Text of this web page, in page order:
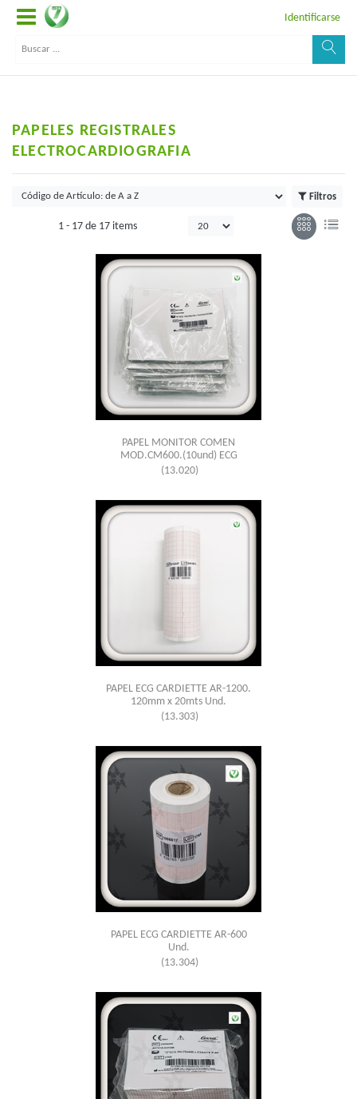
Identificarse
PAPELES REGISTRALES
ELECTROCARDIOGRAFIA
Filtros
1 - 17 de 17 items
PAPEL MONITOR COMEN
MOD.CM600.(10und) ECG
(13.020)
PAPEL ECG CARDIETTE AR-1200.
120mm x 20mts Und.
(13.303)
PAPEL ECG CARDIETTE AR-600
Und.
(13.304)